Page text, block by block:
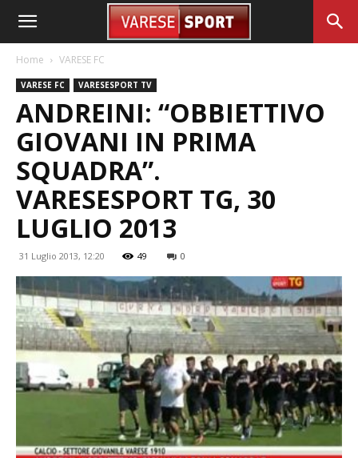
Home VARESE FC
VARESE FC VARESESPORT TV
ANDREINI: “OBBIETTIVO
GIOVANI IN PRIMA
SQUADRA”.
VARESESPORT TG, 30
LUGLIO 2013
31 Luglio 2013, 12:20 49 0